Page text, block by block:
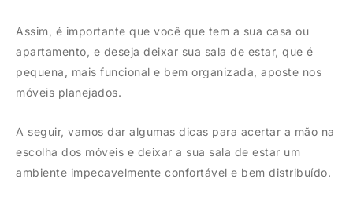
Assim, é importante que você que tem a sua casa ou
apartamento, e deseja deixar sua sala de estar, que é
pequena, mais funcional e bem organizada, aposte nos
móveis planejados.
A seguir, vamos dar algumas dicas para acertar a mão na
escolha dos móveis e deixar a sua sala de estar um
ambiente impecavelmente confortável e bem distribuído.